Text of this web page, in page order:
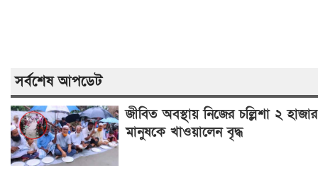
সর্বশেষ আপডেট
জীবিত অবস্থায় নিজের চল্লিশা ২ হাজার
মানুষকে খাওয়ালেন বৃদ্ধ